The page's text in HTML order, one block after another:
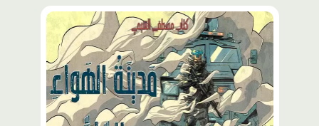
محتوى
مميّز